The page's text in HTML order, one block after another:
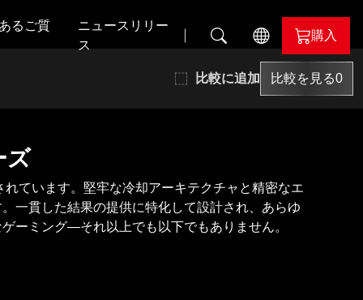
るご質
ニュースリリー
ス
購入
比較に追加 比較を見る0
ズ
ています。堅牢な冷却アーキテクチャと精密なエ
一貫した結果の提供に特化して設計され、あらゆ
ーミング—それ以上でも以下でもありません。